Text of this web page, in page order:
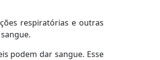
respiratórias e outras
podem dar sangue. Esse